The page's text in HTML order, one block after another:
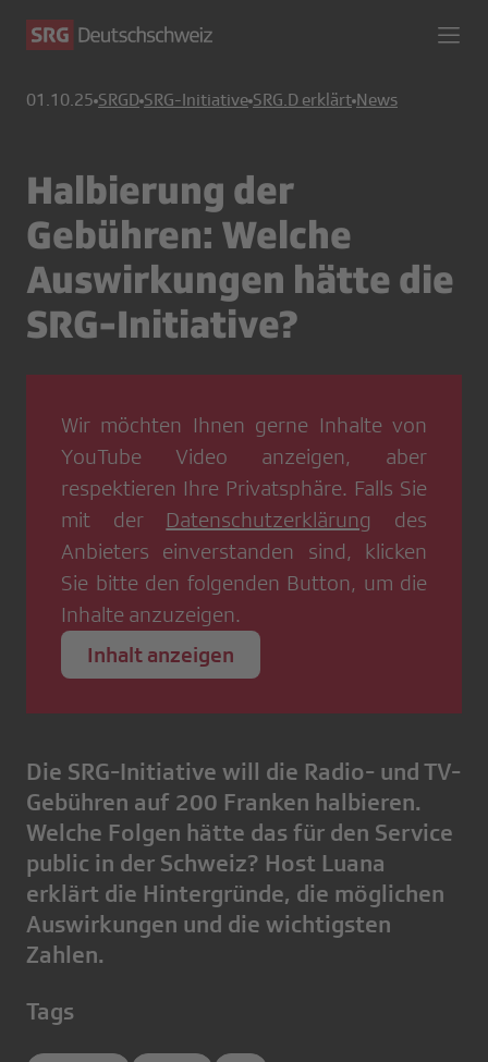
01.10.25 SRGD SRG-Initiative SRG.D erklärt News
Halbierung der
Gebühren: Welche
Auswirkungen hätte die
SRG-Initiative?
Wir möchten Ihnen gerne Inhalte von
YouTube Video anzeigen, aber
respektieren Ihre Privatsphäre. Falls Sie
mit der Datenschutzerklärung
des
Anbieters einverstanden sind, klicken
Sie bitte den folgenden Button, um die
Inhalte anzuzeigen.
Inhalt anzeigen
Die SRG-Initiative will die Radio- und TV-
Gebühren auf 200 Franken halbieren.
Welche Folgen hätte das für den Service
public in der Schweiz? Host Luana
erklärt die Hintergründe, die möglichen
Auswirkungen und die wichtigsten
Zahlen.
Tags